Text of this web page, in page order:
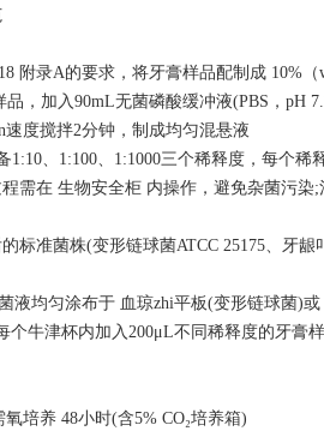
附录A的要求，将牙膏样品配制成 10%
品，加入90mL无菌磷酸缓冲液(PBS，pH
速度搅拌2分钟，制成均匀混悬液
1:10、1:100、1:1000三个稀释度，每个稀
需在 生物安全柜 内操作，避免杂菌污染
标准菌株(变形链球菌ATCC 25175、牙
液均匀涂布于 血琼zhi平板(变形链球菌)
个牛津杯内加入200μL不同稀释度的牙膏
培养 48小时(含5% CO₂培养箱)